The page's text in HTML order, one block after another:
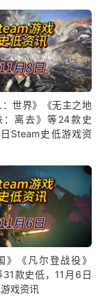
：世界》《无主之地
：离去》等24款史
Steam史低游戏资
》《凡尔登战役》
31款史低，11月6日
戏资讯